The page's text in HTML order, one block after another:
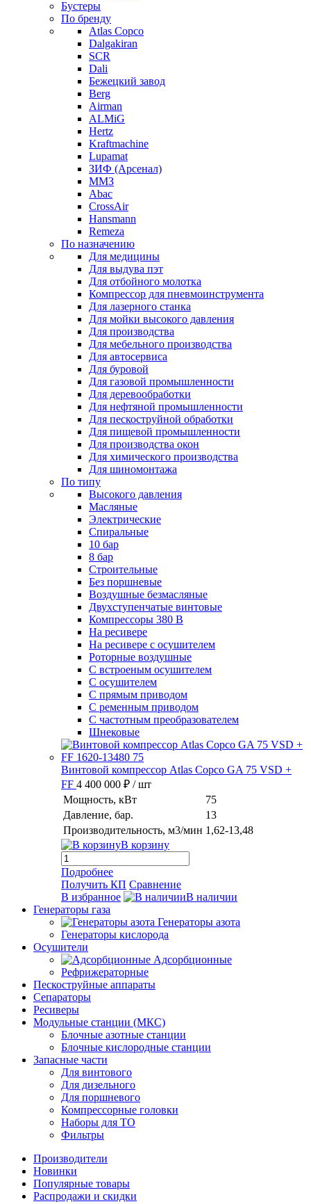
Бустеры
По бренду
Atlas Copco
Dalgakiran
SCR
Dali
Бежецкий завод
Berg
Airman
ALMiG
Hertz
Kraftmachine
Lupamat
ЗИФ (Арсенал)
ММЗ
Abac
CrossAir
Hansmann
Remeza
По назначению
Для медицины
Для выдува пэт
Для отбойного молотка
Компрессор для пневмоинструмента
Для лазерного станка
Для мойки высокого давления
Для производства
Для мебельного производства
Для автосервиса
Для буровой
Для газовой промышленности
Для деревообработки
Для нефтяной промышленности
Для пескоструйной обработки
Для пищевой промышленности
Для производства окон
Для химического производства
Для шиномонтажа
По типу
Высокого давления
Масляные
Электрические
Спиральные
10 бар
8 бар
Cтроительные
Без поршневые
Воздушные безмасляные
Двухступенчатые винтовые
Компрессоры 380 В
На ресивере
На ресивере с осушителем
Роторные воздушные
С встроеным осушителем
С осушителем
С прямым приводом
С ременным приводом
С частотным преобразователем
Шнековые
Винтовой компрессор Atlas Copco GA 75 VSD +
FF 4 400 000 ₽ / шт
Мощность, кВт
75
Давление, бар.
13
Производительность, м3/мин 1,62-13,48
В корзину
Подробнее
Получить КП Сравнение
В избранное
В наличии
Генераторы газа
Генераторы азота
Генераторы кислорода
Осушители
Адсорбционные
Рефрижераторные
Пескоструйные аппараты
Сепараторы
Ресиверы
Модульные станции (МКС)
Блочные азотные станции
Блочные кислородные станции
Запасные части
Для винтового
Для дизельного
Для поршневого
Компрессорные головки
Наборы для ТО
Фильтры
Производители
Новинки
Популярные товары
Распродажи и скидки